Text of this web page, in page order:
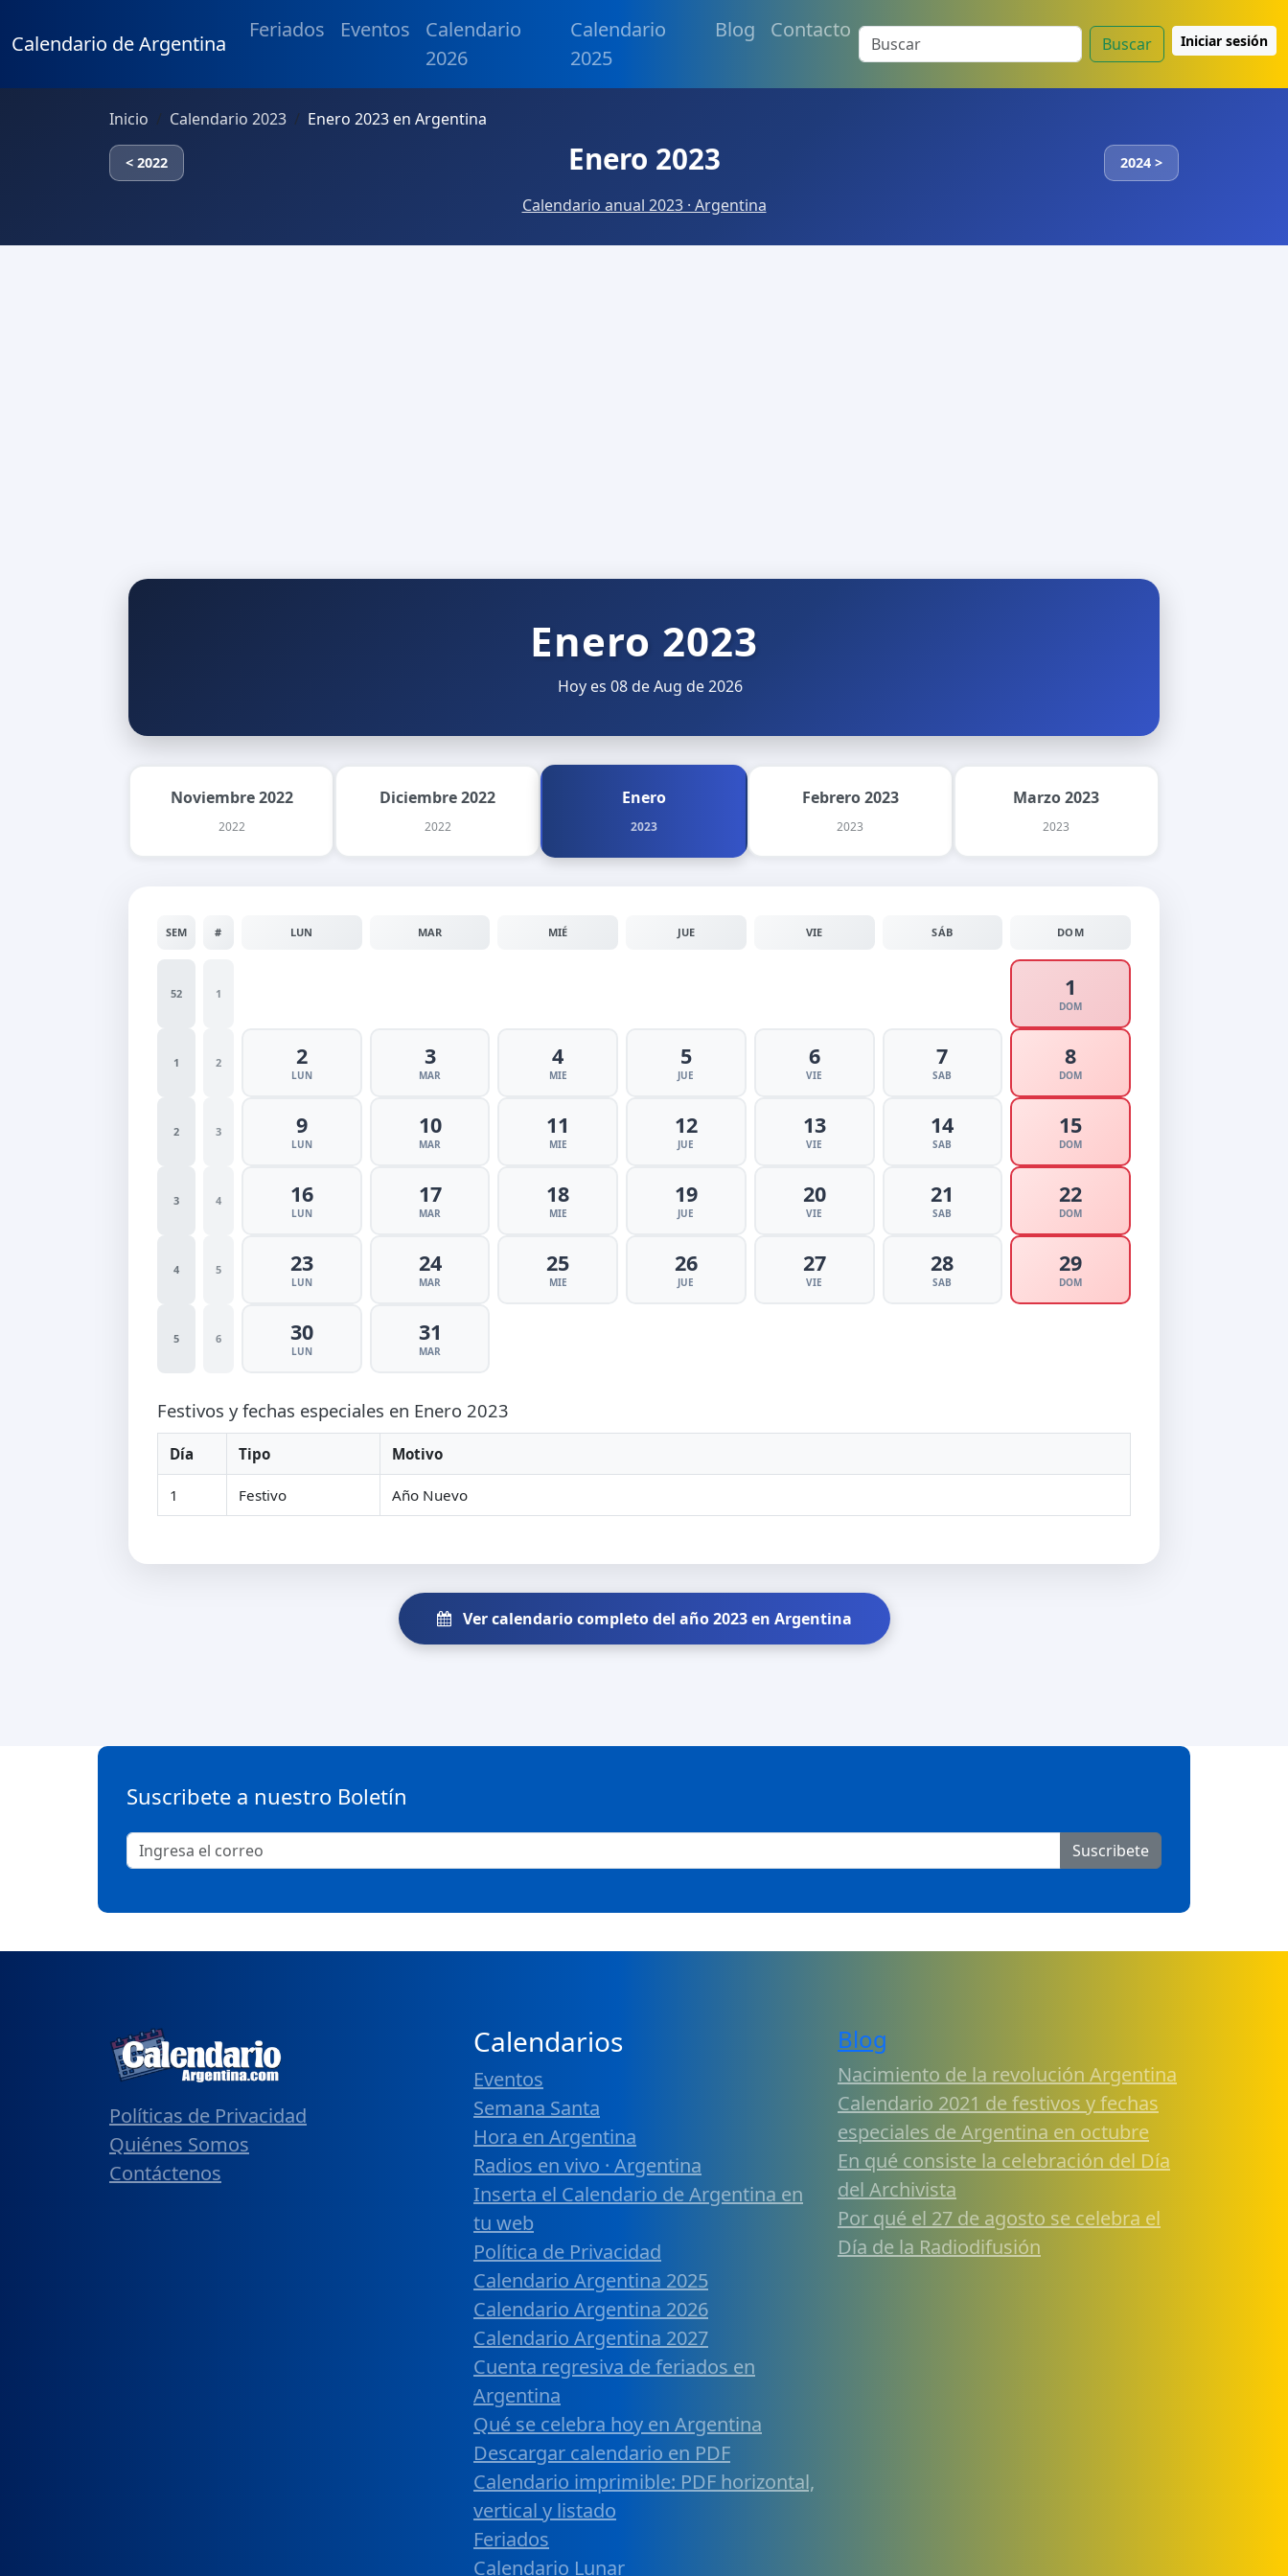
Calendario de Argentina
Feriados Eventos
Calendario
2026
Calendario
2025
Blog Contacto
Buscar Iniciar sesión
Inicio Calendario 2023 Enero 2023 en Argentina
< 2022 Enero 2023 2024 >
Calendario anual 2023 · Argentina
Enero 2023
Hoy es 08 de Aug de 2026
Noviembre 2022
2022
Diciembre 2022
2022
Enero
2023
Febrero 2023
2023
Marzo 2023
2023
SEM # LUN MAR MIÉ JUE VIE SÁB DOM
52 1 1
DOM
1 2 2
LUN
3
MAR
4
MIE
5
JUE
6
VIE
7
SAB
8
DOM
2 3 9
LUN
10
MAR
11
MIE
12
JUE
13
VIE
14
SAB
15
DOM
3 4 16
LUN
17
MAR
18
MIE
19
JUE
20
VIE
21
SAB
22
DOM
4 5 23
LUN
24
MAR
25
MIE
26
JUE
27
VIE
28
SAB
29
DOM
5 6 30
LUN
31
MAR
Festivos y fechas especiales en Enero 2023
Día Tipo Motivo
1 Festivo Año Nuevo
Ver calendario completo del año 2023 en Argentina
Suscribete a nuestro Boletín
Suscribete
Políticas de Privacidad
Quiénes Somos
Contáctenos
Calendarios
Eventos
Semana Santa
Hora en Argentina
Radios en vivo · Argentina
Inserta el Calendario de Argentina en
tu web
Política de Privacidad
Calendario Argentina 2025
Calendario Argentina 2026
Calendario Argentina 2027
Cuenta regresiva de feriados en
Argentina
Qué se celebra hoy en Argentina
Descargar calendario en PDF
Calendario imprimible: PDF horizontal,
vertical y listado
Feriados
Calendario Lunar
Blog
Nacimiento de la revolución Argentina
Calendario 2021 de festivos y fechas
especiales de Argentina en octubre
En qué consiste la celebración del Día
del Archivista
Por qué el 27 de agosto se celebra el
Día de la Radiodifusión